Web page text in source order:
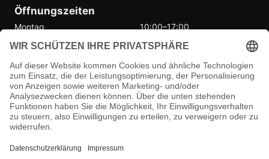
Öffnungszeiten
Montag
10:00–17:00
Dienstag
10:00–17:00
Donnerstag
10:00–17:00
Freitag
10:00–17:00
Samstag
Geschlossen
Sonntag
Geschlossen